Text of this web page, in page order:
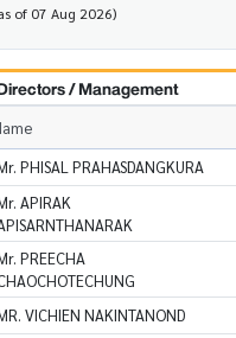
of 07 Aug 2026)
/ Management
PHISAL PRAHASDANGKURA
APIRAK
PREECHA
VICHIEN NAKINTANOND